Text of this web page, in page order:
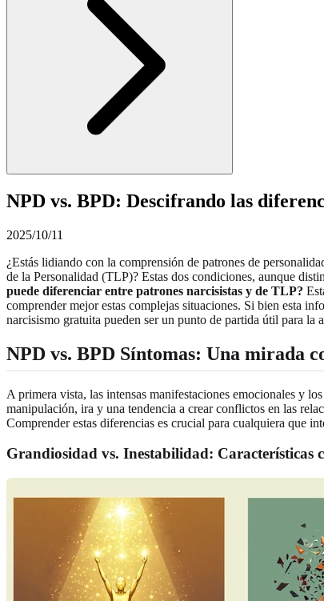
NPD vs. BPD: Descifrando las
2025/10/11
¿Estás lidiando con la comprensión de patrones de
de la Personalidad (TLP)? Estas dos condiciones, aunque
puede diferenciar entre patrones narcisistas y de TLP?
comprender mejor estas complejas situaciones. Si bien esta
narcisismo gratuita pueden ser un punto de partida útil para la
NPD vs. BPD Síntomas: Una mirada
A primera vista, las intensas manifestaciones emocionales y
manipulación, ira y una tendencia a crear conflictos en las
Comprender estas diferencias es crucial para cualquiera que
Grandiosidad vs. Inestabilidad: Características